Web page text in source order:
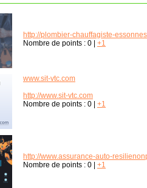
http://plombier-chauffagiste-
Nombre de points : 0 +1
www.sit-vtc.com
http://www.sit-vtc.com
Nombre de points : 0 +1
http://www.assurance-auto-
Nombre de points : 0 +1